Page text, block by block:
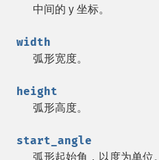
中间的 y 坐标。
width
弧形宽度。
height
弧形高度。
start_angle
弧形起始角，以度为单位。